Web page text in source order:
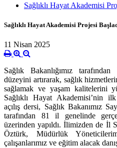
Sağlıklı Hayat Akademisi
Sağlıklı Hayat Akademisi Projesi
11 Nisan 2025
Sağlık Bakanlığımız
düzeyini artırarak, sağlık
sağlamak ve yaşam kalitelerini
Sağlıklı Hayat Akademisi’nin
açılış dersi, Sağlık Bakanımız
tarafından 81 il genelinde
üzerinden yapıldı. İlimizden de İl
Öztürk, Müdürlük
çalışanlarımız ve eğitim alacak